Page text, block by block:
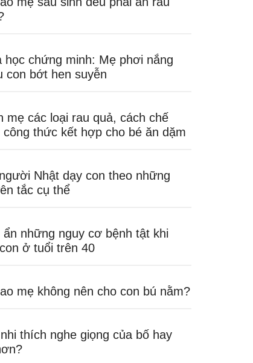
học chứng minh: Mẹ phơi nắng
con bớt hen suyễn
mẹ các loại rau quả, cách chế
công thức kết hợp cho bé ăn dặm
Nhật dạy con theo những
tắc cụ thể
ẩn những nguy cơ bệnh tật khi
ở tuổi trên 40
mẹ không nên cho con bú nằm?
thích nghe giọng của bố hay